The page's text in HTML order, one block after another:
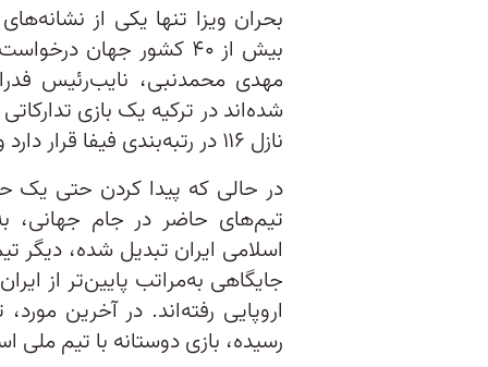
بحران ویزا تنها یکی از
بیش از ۴۰ کشور جهان
مهدی محمدنبی، نایب‌رئیس
شده‌اند در ترکیه یک بازی
نازل ۱۱۶ در رتبه‌بندی فیفا قرار دارد و تاکنون هیچ‌گاه به جام‌ جهانی راه نیافته است.
در حالی که پیدا کردن حتی یک
تیم‌های حاضر در جام جهانی،
اسلامی ایران تبدیل شده، دیگر
جایگاهی به‌مراتب پایین‌تر از
اروپایی رفته‌اند. در آخرین
رسیده، بازی دوستانه با تیم ملی